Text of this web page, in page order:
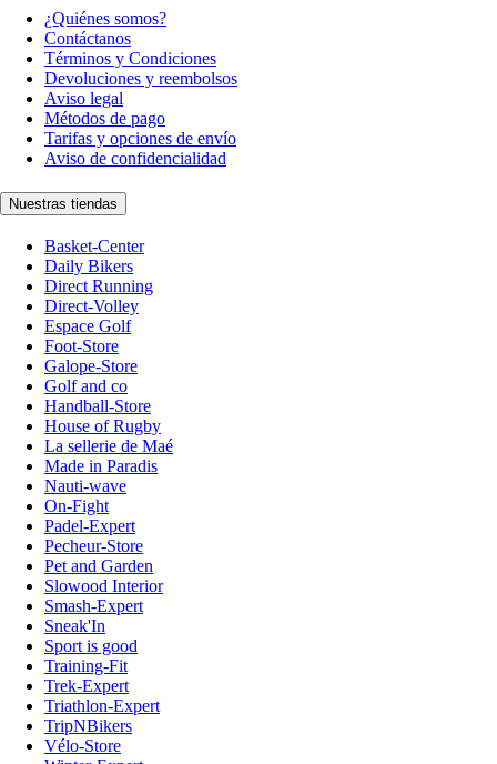
¿Quiénes somos?
Contáctanos
Términos y Condiciones
Devoluciones y reembolsos
Aviso legal
Métodos de pago
Tarifas y opciones de envío
Aviso de confidencialidad
Nuestras tiendas
Basket-Center
Daily Bikers
Direct Running
Direct-Volley
Espace Golf
Foot-Store
Galope-Store
Golf and co
Handball-Store
House of Rugby
La sellerie de Maé
Made in Paradis
Nauti-wave
On-Fight
Padel-Expert
Pecheur-Store
Pet and Garden
Slowood Interior
Smash-Expert
Sneak'In
Sport is good
Training-Fit
Trek-Expert
Triathlon-Expert
TripNBikers
Vélo-Store